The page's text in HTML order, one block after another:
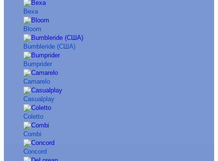
Bexa
Bloom
Bumbleride (США)
Bumprider
Camarelo
Casualplay
Coletto
Combi
Concord